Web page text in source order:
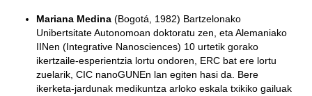
Mariana Medina (Bogotá, 1982) Bartzelonako
Unibertsitate Autonomoan doktoratu zen, eta Alemaniako
IINen (Integrative Nanosciences) 10 urtetik gorako
ikertzaile-esperientzia lortu ondoren, ERC bat ere lortu
zuelarik, CIC nanoGUNEn lan egiten hasi da. Bere
ikerketa-jardunak medikuntza arloko eskala txikiko gailuak